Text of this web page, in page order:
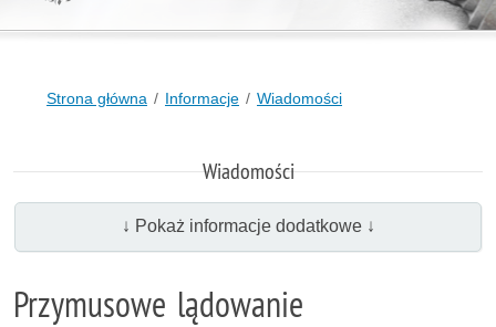
Strona główna Informacje Wiadomości
Wiadomości
↓ Pokaż informacje dodatkowe ↓
Przymusowe lądowanie